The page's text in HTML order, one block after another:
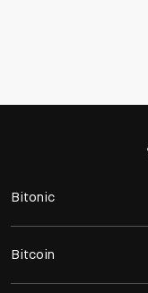
Bitonic
Bitcoin